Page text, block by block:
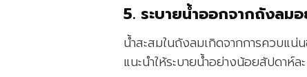
5. ระบายน้ำออกจากถังลม
น้ำสะสมในถังลมเกิดจากการควบแน่
แนะนำให้ระบายน้ำอย่างน้อยสัปดาห์